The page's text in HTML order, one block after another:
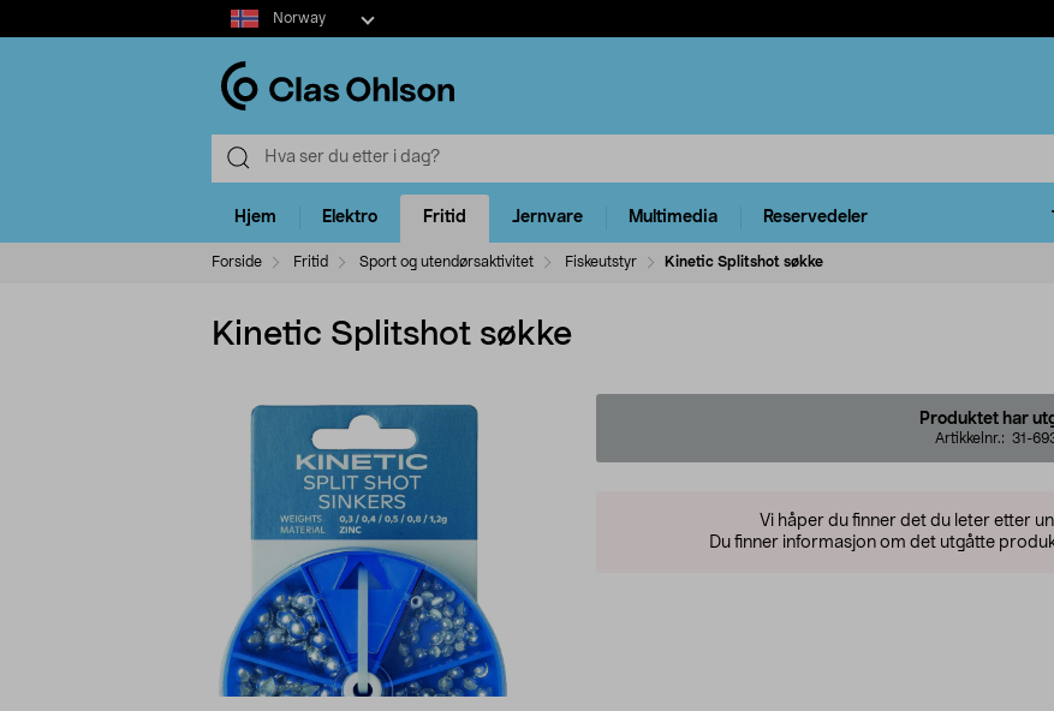
Select
market
Norway
Hjem Elektro Fritid Jernvare Multimedia Reservedeler
Forside Fritid Sport og utendørsaktivitet Fiskeutstyr Kinetic Splitshot søkke
Kinetic Splitshot søkke
Produktet har
Artikkelnr.: 31-
Vi håper du finner det du leter etter
Du finner informasjon om det utgåtte